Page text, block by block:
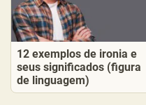
12 exemplos de ironia e
seus significados (figura
de linguagem)